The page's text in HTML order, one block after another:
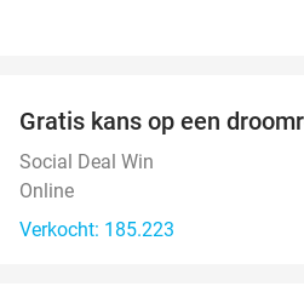
Gratis kans op een
Social Deal Win
Online
Verkocht: 185.223